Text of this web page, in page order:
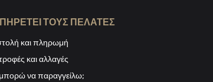
ΤΟΥΣ ΠΕΛΆΤΕΣ
και πληρωμή
και αλλαγές
να παραγγείλω;